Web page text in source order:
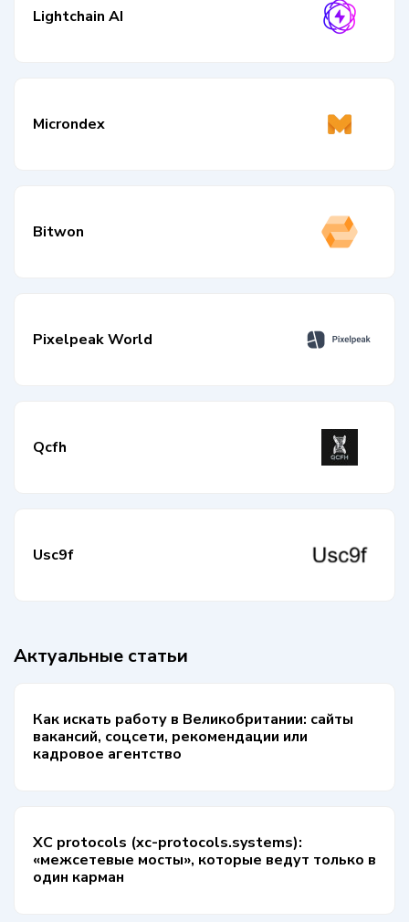
Lightchain AI
Microndex
Bitwon
Pixelpeak World
Qcfh
Usc9f
Актуальные статьи
Как искать работу в Великобритании: сайты
вакансий, соцсети, рекомендации или
кадровое агентство
XC protocols (xc-protocols.systems):
«межсетевые мосты», которые ведут только в
один карман